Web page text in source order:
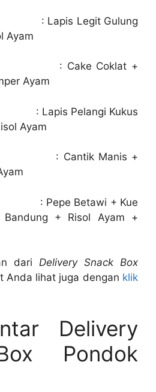
: Lapis Legit Gulung
Ayam
: Cake Coklat +
Ayam
: Lapis Pelangi Kukus
Ayam
: Cantik Manis +
: Pepe Betawi + Kue
+ Risol Ayam +
dari Delivery Snack Box
Anda lihat juga dengan klik
Delivery
Pondok